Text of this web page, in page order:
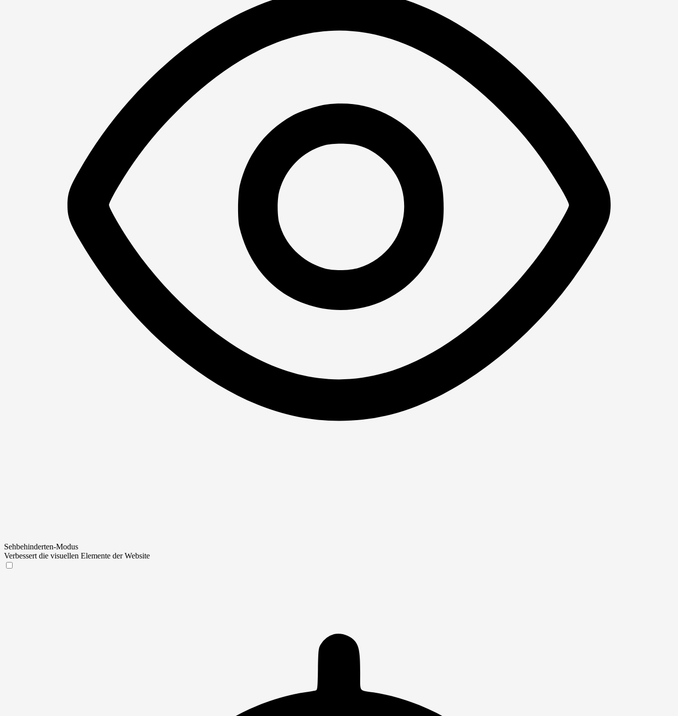
Sehbehinderten-Modus
Verbessert die visuellen Elemente der Website